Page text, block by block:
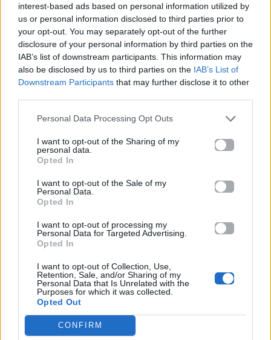
interest-based ads based on personal information utilized by
us or personal information disclosed to third parties prior to
your opt-out. You may separately opt-out of the further
disclosure of your personal information by third parties on the
IAB’s list of downstream participants. This information may
also be disclosed by us to third parties on the IAB’s List of
Downstream Participants that may further disclose it to other
Personal Data Processing Opt Outs
I want to opt-out of the Sharing of my
personal data.
Opted In
I want to opt-out of the Sale of my
Personal Data.
Opted In
I want to opt-out of processing my
Personal Data for Targeted Advertising.
Opted In
I want to opt-out of Collection, Use,
Retention, Sale, and/or Sharing of my
Personal Data that Is Unrelated with the
Purposes for which it was collected.
Opted Out
CONFIRM
Στίχοι
Σ' άφησε εκείνη
που σε πήρε από μένα
και ξαναγύρισες
κοντά μου όπως παλιά
ζητάς συγνώμη μες τη δική μου αγκαλιά
Στηρίξου επάνω μου για σένα είμ' εγώ
μου είναι αδύνατο κομμάτια να σε βλέπω
ακόμα σε νιώθω, ακόμα σ' αγαπώ
Σ' άφησε εκείνη μ' ένα αντίο σαν μαχαίρι
κι είδες να χάνετε από τα πόδια σου η γη
τώρα σου 'χει μείνει μια καρδιά που υποφέρει
και ψάχνει τρόπο μια συγνώμη να μου πει
Ακούστε στο Spotify